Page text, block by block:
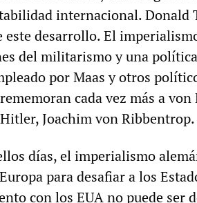
internacional. Donald
este desarrollo. El
del militarismo y una
por Maas y otros
cada vez más a
Joachim von Ribbentrop.
días, el imperialismo
para desafiar a los
con los EUA no puede ser